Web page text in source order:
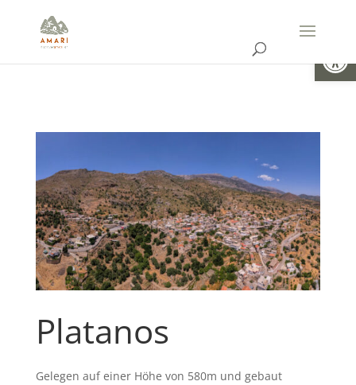
Platanos
Gelegen auf einer Höhe von 580m und gebaut